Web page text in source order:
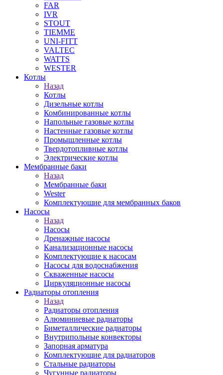
FAR
IVR
STOUT
TIEMME
UNI-FITT
VALTEC
WATTS
WESTER
Котлы
Назад
Котлы
Дизельные котлы
Комбинированные котлы
Напольные газовые котлы
Настенные газовые котлы
Промышленные котлы
Твердотопливные котлы
Электрические котлы
Мембранные баки
Назад
Мембранные баки
Wester
Комплектуюшие для мембранных баков
Насосы
Назад
Насосы
Дренажные насосы
Канализационные насосы
Комплектующие к насосам
Насосы для водоснабжения
Скваженные насосы
Циркуляционные насосы
Радиаторы отопления
Назад
Радиаторы отопления
Алюминиевые радиаторы
Биметаллические радиаторы
Внутрипольные конвекторы
Запорная арматура
Комплектующие для радиаторов
Стальные радиаторы
Чугунные радиаторы